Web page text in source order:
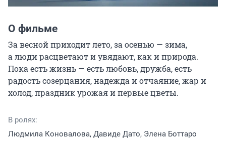
О фильме
За весной приходит лето, за осенью — зима,
а люди расцветают и увядают, как и природа.
Пока есть жизнь — есть любовь, дружба, есть
радость созерцания, надежда и отчаяние, жар и
холод, праздник урожая и первые цветы.
В ролях:
Людмила Коновалова, Давиде Дато, Элена Боттаро